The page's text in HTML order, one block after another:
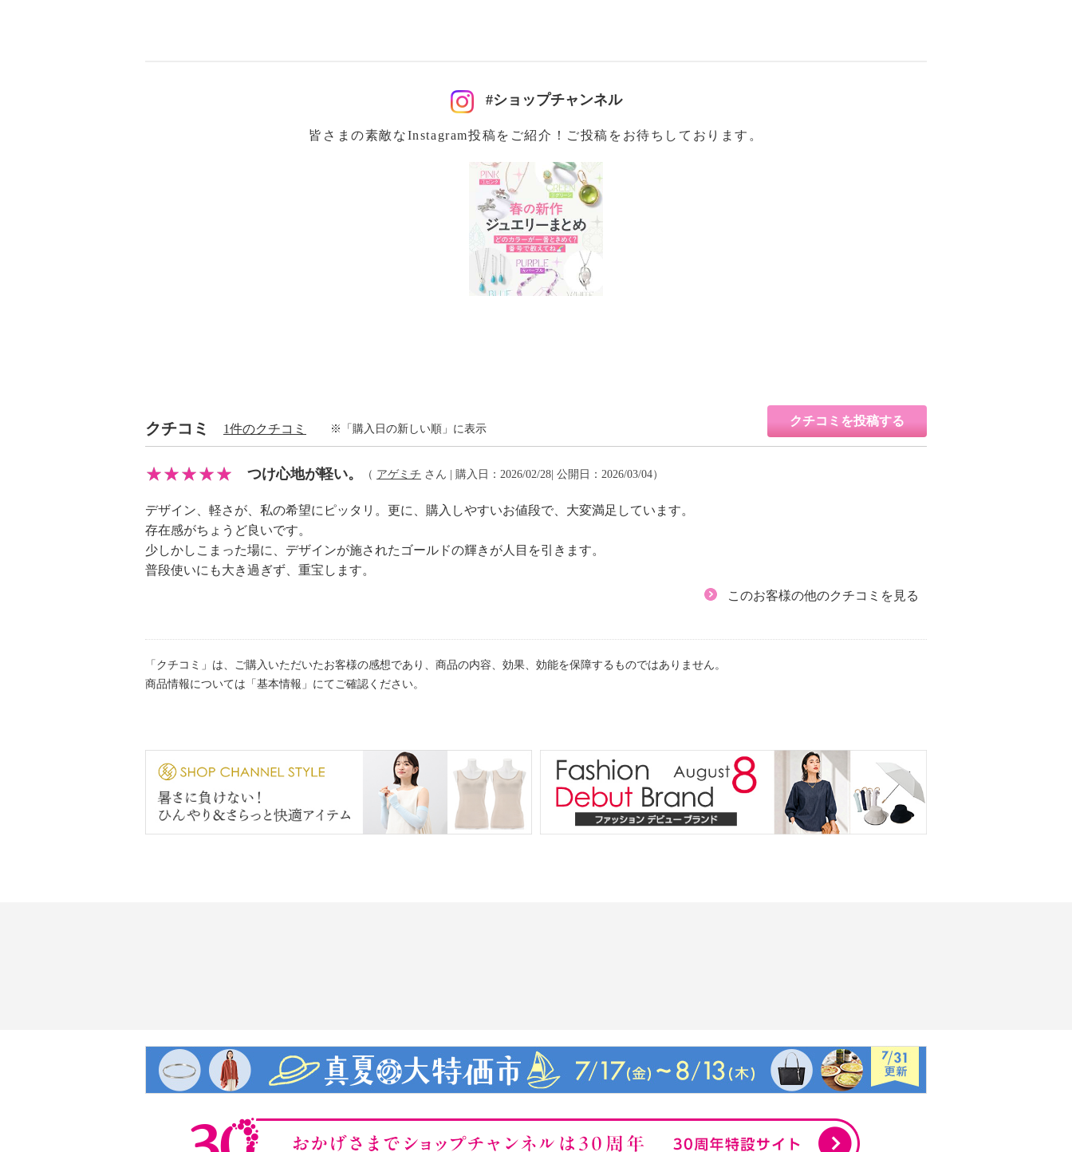
#ショップチャンネル
皆さまの素敵なInstagram投稿をご紹介！ご投稿をお待ちしております。
クチコミ 1件のクチコミ
クチコミを投稿する
※「購入日の新しい順」に表示
つけ心地が軽い。 （ アゲミチ さん | 購入日：2026/02/28| 公開日：2026/03/04）
デザイン、軽さが、私の希望にピッタリ。更に、購入しやすいお値段で、大変満足しています。
存在感がちょうど良いです。
少しかしこまった場に、デザインが施されたゴールドの輝きが人目を引きます。
普段使いにも大き過ぎず、重宝します。
このお客様の他のクチコミを見る
「クチコミ」は、ご購入いただいたお客様の感想であり、商品の内容、効果、効能を保障するものではありません。
商品情報については「基本情報」にてご確認ください。